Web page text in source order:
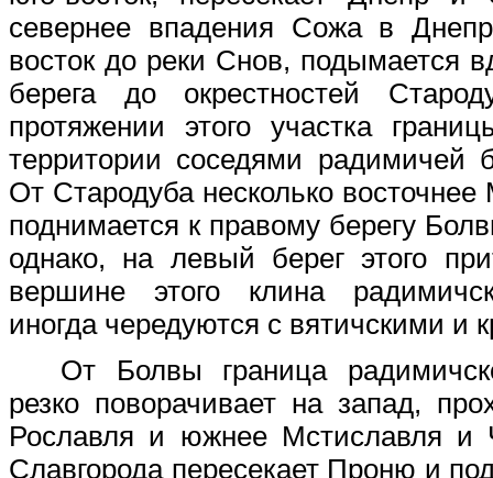
севернее впадения Сожа в
восток до реки Снов, подымается
берега до окрестностей
протяжении этого участка
территории соседями радимичей
От Стародуба несколько восточнее
поднимается к правому берегу
однако, на левый берег этого
вершине этого клина
иногда чередуются с вятичскими и
От Болвы граница
резко поворачивает на запад,
Рославля и южнее Мстиславля и
Славгорода пересекает Проню и